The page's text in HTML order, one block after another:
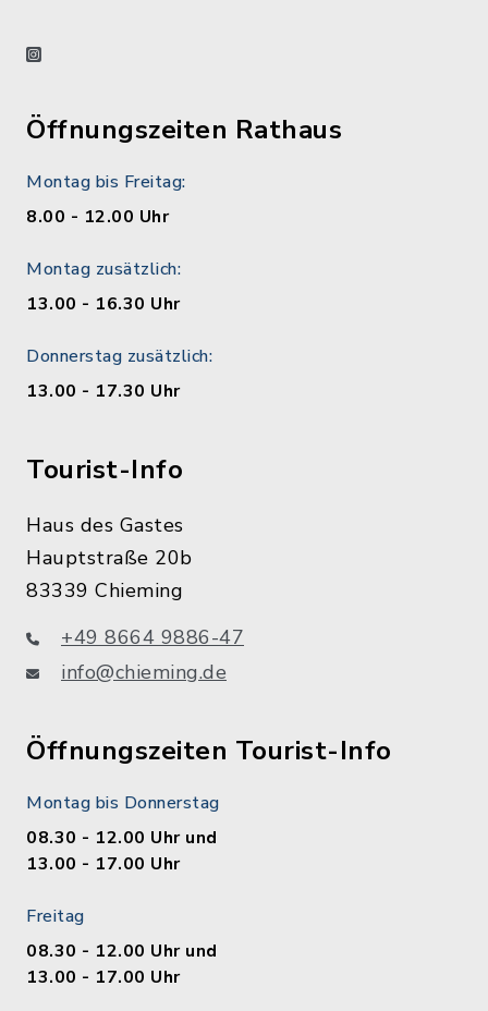
instagram
Öffnungszeiten Rathaus
Montag bis Freitag:
8.00 - 12.00 Uhr
Montag zusätzlich:
13.00 - 16.30 Uhr
Donnerstag zusätzlich:
13.00 - 17.30 Uhr
Tourist-Info
Haus des Gastes
Hauptstraße 20b
83339 Chieming
+49 8664 9886-47
info@chieming.de
Öffnungszeiten Tourist-Info
Montag bis Donnerstag
08.30 - 12.00 Uhr und
13.00 - 17.00 Uhr
Freitag
08.30 - 12.00 Uhr und
13.00 - 17.00 Uhr